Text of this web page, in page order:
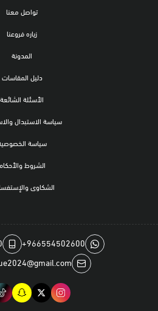
تواصل معنا
زياره فروعنا
المدونة
دليل المقاسات
الأسئلة الشائعة
سياسة الاستبدال
سياسة
الشروط
الشكاوى
+966554502600